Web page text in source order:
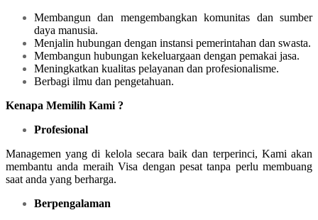
Membangun dan mengembangkan komunitas dan sumber
daya manusia.
Menjalin hubungan dengan instansi pemerintahan dan swasta.
Membangun hubungan kekeluargaan dengan pemakai jasa.
Meningkatkan kualitas pelayanan dan profesionalisme.
Berbagi ilmu dan pengetahuan.
Kenapa Memilih Kami ?
Profesional
Managemen yang di kelola secara baik dan terperinci, Kami akan
membantu anda meraih Visa dengan pesat tanpa perlu membuang
saat anda yang berharga.
Berpengalaman